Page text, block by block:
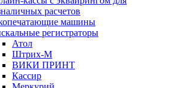
расчетов
машины
регистраторы
Атол
Штрих-М
ВИКИ ПРИНТ
Кассир